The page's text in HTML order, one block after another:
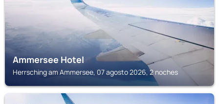
Ammersee Hotel
Herrsching am Ammersee, 07 agosto 2026, 2 noches